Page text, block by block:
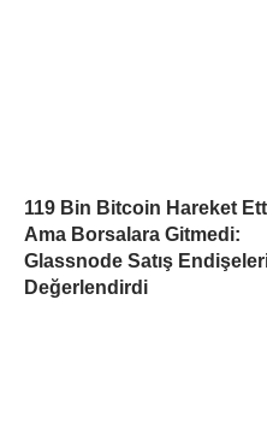
119 Bin Bitcoin Hareket
Ama Borsalara Gitmedi:
Glassnode Satış
Değerlendirdi